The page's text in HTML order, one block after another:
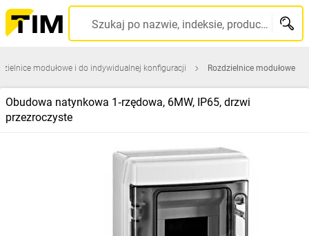
Szukaj po nazwie, indeksie, producencie, kodzie kreskowym...
modułowe i do indywidualnej konfiguracji Rozdzielnice modułowe
Obudowa natynkowa 1‑rzędowa, 6MW, IP65, drzwi
przezroczyste